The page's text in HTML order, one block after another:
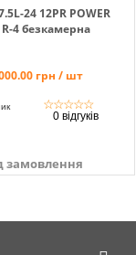
24 12PR POWER
R-4 безкамерна
грн / шт
☆☆☆☆☆
0 відгуків
замовлення